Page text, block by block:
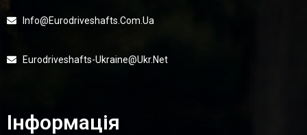
Info@eurodriveshafts.com.ua
Eurodriveshafts-Ukraine@ukr.net
Інформація